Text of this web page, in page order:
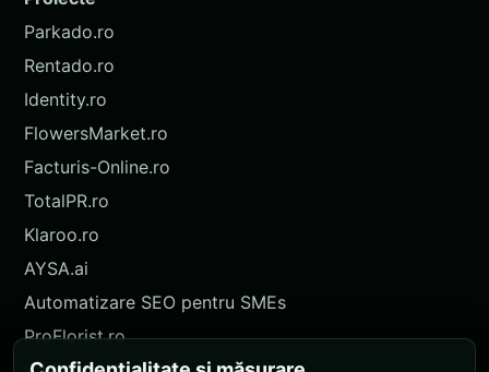
Parkado.ro
Rentado.ro
Identity.ro
FlowersMarket.ro
Facturis-Online.ro
TotalPR.ro
Klaroo.ro
AYSA.ai
Automatizare SEO pentru SMEs
ProFlorist.ro